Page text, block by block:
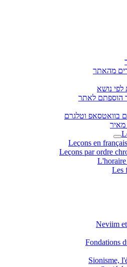
מהאתר
לפי נושא
הוספתם לאתר
בוואטסאפ וטלגרם
מאיר
Leçons en
Leçons par ordre
L'horaire
Les
Neviim
Fondations
Sionisme,